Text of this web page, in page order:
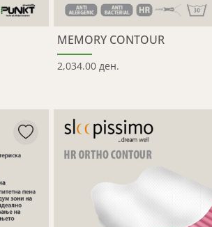
MEMORY CONTOUR
2,034.00 ден.